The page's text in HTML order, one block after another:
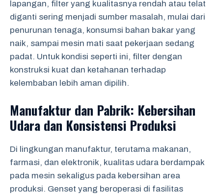
lapangan, filter yang kualitasnya rendah atau telat
diganti sering menjadi sumber masalah, mulai dari
penurunan tenaga, konsumsi bahan bakar yang
naik, sampai mesin mati saat pekerjaan sedang
padat. Untuk kondisi seperti ini, filter dengan
konstruksi kuat dan ketahanan terhadap
kelembaban lebih aman dipilih.
Manufaktur dan Pabrik: Kebersihan
Udara dan Konsistensi Produksi
Di lingkungan manufaktur, terutama makanan,
farmasi, dan elektronik, kualitas udara berdampak
pada mesin sekaligus pada kebersihan area
produksi. Genset yang beroperasi di fasilitas